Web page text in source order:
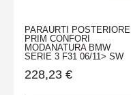
PARAURTI POSTERIORE
PRIM CONFORI
MODANATURA BMW
SERIE 3 F31 06/11> SW
228,23 €